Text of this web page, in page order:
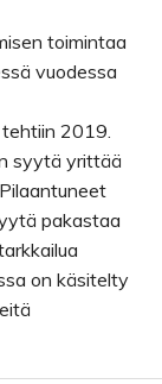
toimintaa
vuodessa
tehtiin 2019.
syytä yrittää
pakastaa
on käsitelty